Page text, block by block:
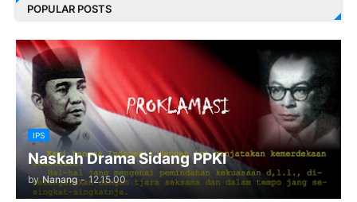
POPULAR POSTS
IPS
Naskah Drama Sidang PPKI
by Nanang - 12.15.00